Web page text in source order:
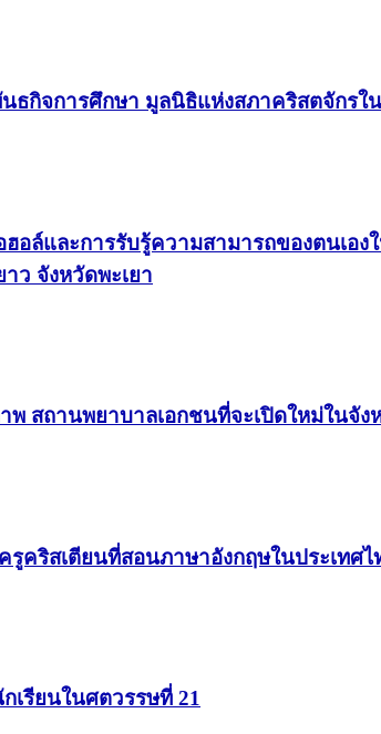
กิจการศึกษา มูลนิธิแห่งสภาคริสตจักรใน
ล์และการรับรู้ความสามารถของตนเอง
ว จังหวัดพะเยา
สถานพยาบาลเอกชนที่จะเปิดใหม่ในจัง
คริสเตียนที่สอนภาษาอังกฤษในประเทศไ
เรียนในศตวรรษที่ 21